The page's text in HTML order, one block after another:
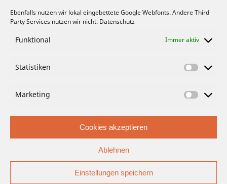
Ebenfalls nutzen wir lokal eingebettete Google Webfonts. Andere Third
Party Services nutzen wir nicht. Datenschutz
Funktional Immer aktiv
Statistiken
Marketing
Cookies akzeptieren
Ablehnen
Einstellungen speichern
Cookies zu akzeptieren und die Inhalte zu